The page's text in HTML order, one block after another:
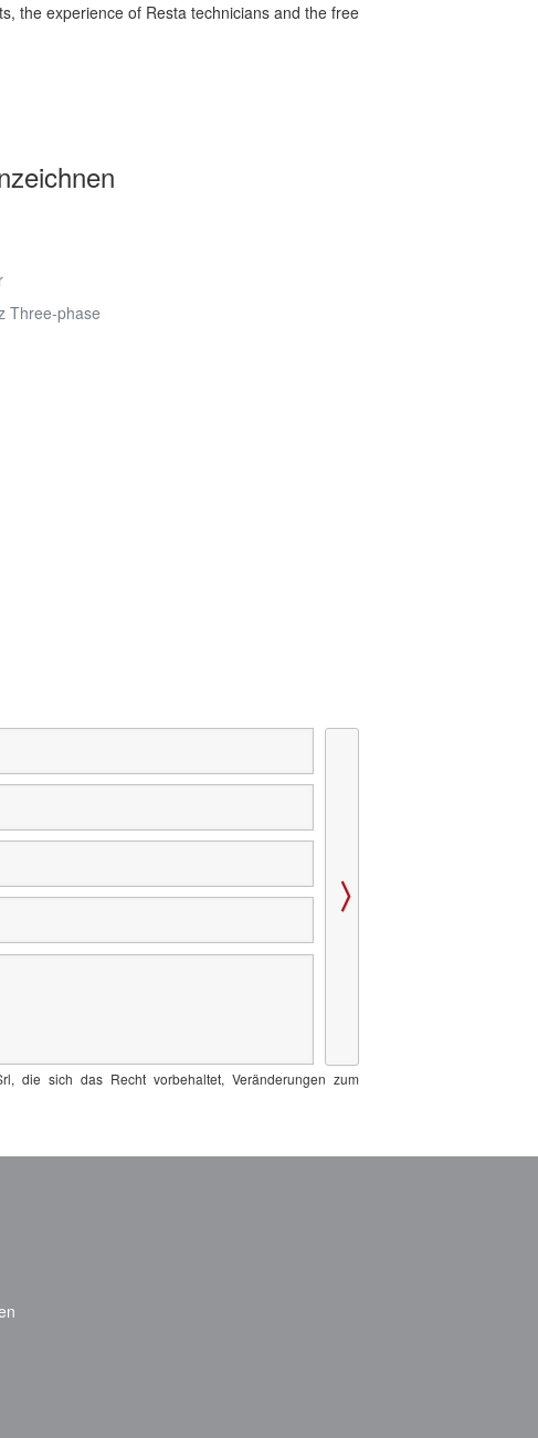
the experience of Resta technicians and the free
Three-phase
die sich das Recht vorbehaltet, Veränderungen zum